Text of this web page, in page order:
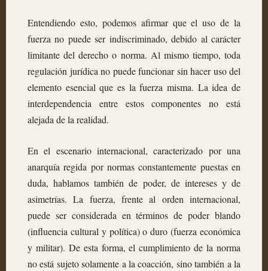
Entendiendo esto, podemos afirmar que el uso de la
fuerza no puede ser indiscriminado, debido al carácter
limitante del derecho o norma. Al mismo tiempo, toda
regulación jurídica no puede funcionar sin hacer uso del
elemento esencial que es la fuerza misma. La idea de
interdependencia entre estos componentes no está
alejada de la realidad.
En el escenario internacional, caracterizado por una
anarquía regida por normas constantemente puestas en
duda, hablamos también de poder, de intereses y de
asimetrías. La fuerza, frente al orden internacional,
puede ser considerada en términos de poder blando
(influencia cultural y política) o duro (fuerza económica
y militar). De esta forma, el cumplimiento de la norma
no está sujeto solamente a la coacción, sino también a la